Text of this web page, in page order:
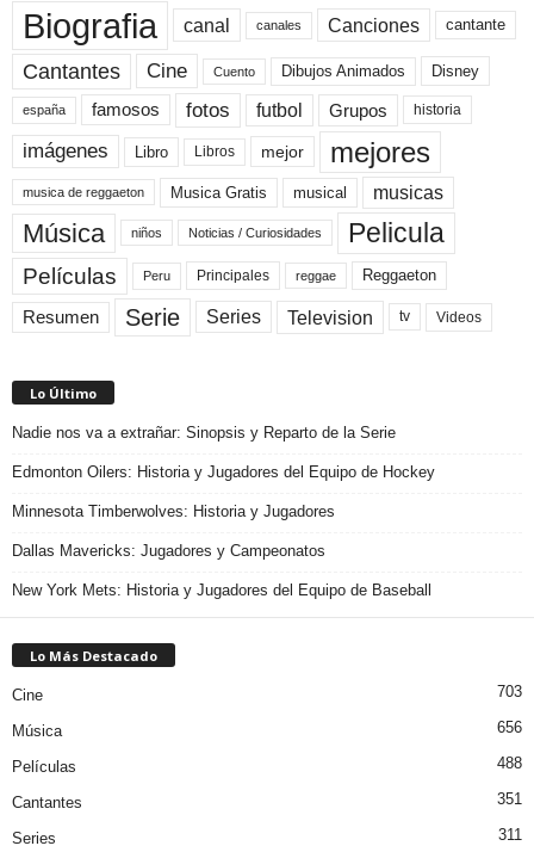
Biografia canal canales Canciones cantante
Cantantes Cine Cuento Dibujos Animados Disney
españa famosos fotos futbol Grupos historia
imágenes Libro Libros mejor mejores
musica de reggaeton Musica Gratis musical musicas
Música niños Noticias / Curiosidades Pelicula
Películas Peru Principales reggae Reggaeton
Resumen Serie Series Television tv Videos
Lo Último
Nadie nos va a extrañar: Sinopsis y Reparto de la Serie
Edmonton Oilers: Historia y Jugadores del Equipo de Hockey
Minnesota Timberwolves: Historia y Jugadores
Dallas Mavericks: Jugadores y Campeonatos
New York Mets: Historia y Jugadores del Equipo de Baseball
Lo Más Destacado
Cine 703
Música 656
Películas 488
Cantantes 351
Series 311